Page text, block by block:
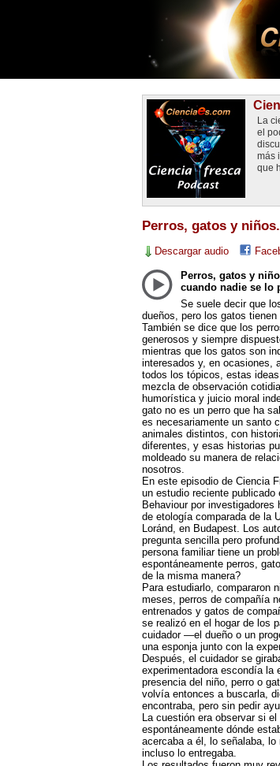
La
el
más
que
Perros, gatos y
Descargar audio
Perros, gatos y
cuando nadie se lo
Se suele decir que
dueños, pero los gatos tienen
También se dice que los
generosos y siempre
mientras que los gatos son
interesados y, en ocasiones,
todos los tópicos, estas
mezcla de observación
humorística y juicio moral
gato no es un perro que ha
es necesariamente un santo
animales distintos, con
diferentes, y esas historias
moldeado su manera de
nosotros.
En este episodio de Ciencia
un estudio reciente publicado
Behaviour por investigadores
de etología comparada de la
Loránd, en Budapest. Los
pregunta sencilla pero
persona familiar tiene un
espontáneamente perros,
de la misma manera?
Para estudiarlo, compararon
meses, perros de compañía
entrenados y gatos de
se realizó en el hogar de los
cuidador —el dueño o un
una esponja junto con la
Después, el cuidador se
experimentadora escondía la
presencia del niño, perro o
volvía entonces a buscarla,
encontraba, pero sin pedir
La cuestión era observar si
espontáneamente dónde
acercaba a él, lo señalaba, lo
incluso lo entregaba.